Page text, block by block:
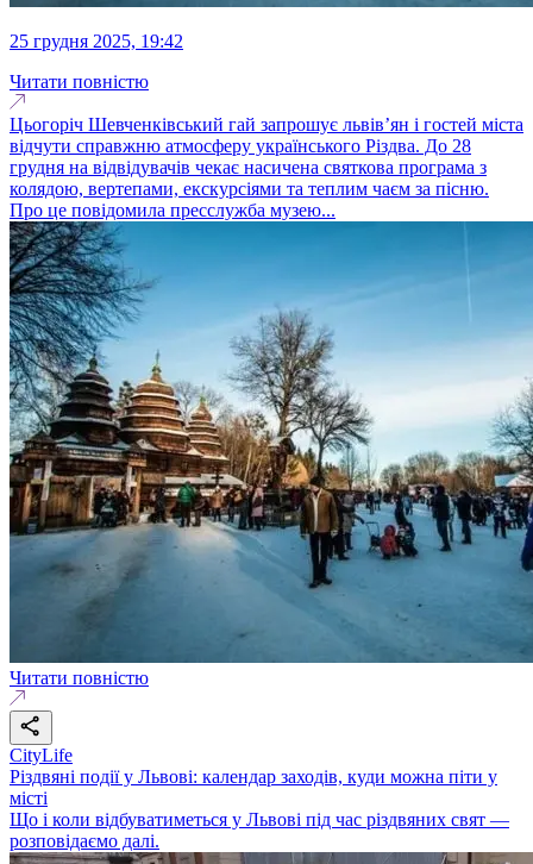
25 грудня 2025, 19:42
Читати повністю
Цьогоріч Шевченківський гай запрошує львів’ян і гостей міста
відчути справжню атмосферу українського Різдва. До 28
грудня на відвідувачів чекає насичена святкова програма з
колядою, вертепами, екскурсіями та теплим чаєм за пісню.
Про це повідомила пресслужба музею...
Читати повністю
CityLife
Різдвяні події у Львові: календар заходів, куди можна піти у
місті
Що і коли відбуватиметься у Львові під час різдвяних свят —
розповідаємо далі.